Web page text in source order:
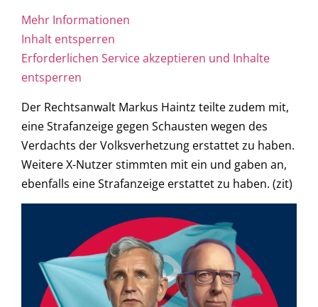
Mehr Informationen
Inhalt entsperren
Erforderlichen Service akzeptieren und Inhalte
entsperren
Der Rechtsanwalt Markus Haintz teilte zudem mit,
eine Strafanzeige gegen Schausten wegen des
Verdachts der Volksverhetzung erstattet zu haben.
Weitere X-Nutzer stimmten mit ein und gaben an,
ebenfalls eine Strafanzeige erstattet zu haben. (zit)